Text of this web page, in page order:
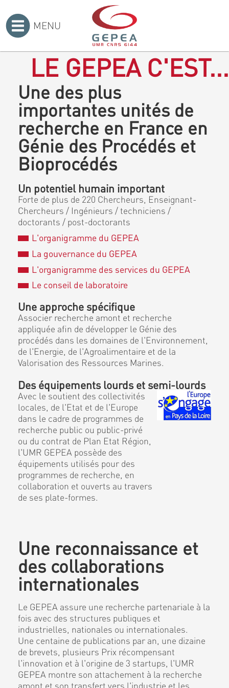
MENU
LE GEPEA C'EST...
Une des plus
importantes unités de
recherche en France en
Génie des Procédés et
Bioprocédés
Un potentiel humain important
Forte de plus de 220 Chercheurs, Enseignant-
Chercheurs / Ingénieurs / techniciens /
doctorants / post-doctorants
L'organigramme du GEPEA
La gouvernance du GEPEA
L'organigramme des services du GEPEA
Le conseil de laboratoire
Une approche spécifique
Associer recherche amont et recherche
appliquée afin de développer le Génie des
procédés dans les domaines de l'Environnement,
de l'Energie, de l'Agroalimentaire et de la
Valorisation des Ressources Marines.
Des équipements lourds et semi-lourds
Avec le soutient des collectivités
locales, de l'Etat et de l'Europe
dans le cadre de programmes de
recherche public ou public-privé
ou du contrat de Plan Etat Région,
l'UMR GEPEA possède des
équipements utilisés pour des
programmes de recherche, en
collaboration et ouverts au travers
de ses plate-formes.
Une reconnaissance et
des collaborations
internationales
Le GEPEA assure une recherche partenariale à la
fois avec des structures publiques et
industrielles, nationales ou internationales.
Une centaine de publications par an, une dizaine
de brevets, plusieurs Prix récompensant
l'innovation et à l'origine de 3 startups, l'UMR
GEPEA montre son attachement à la recherche
amont et son transfert vers l'industrie et les